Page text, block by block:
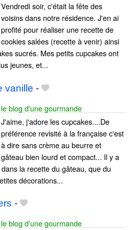
Vendredi soir, c'était la fête des
voisins dans notre résidence. J'en ai
profité pour réaliser une recette de
cookies salées (recette à venir) ainsi
sucrés. Mes petits cupcakes ont
jeunes, et...
vanille -
le blog d'une gourmande
J'aime, j'adore les cupcakes....De
préférence revisité à la française c'est
à dire sans crème au beurre et
gâteau bien lourd et compact... Il y a
la recette du gâteau, que du
décorations...
-
le blog d'une gourmande